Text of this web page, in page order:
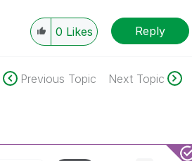
0 Likes Reply
Previous Topic Next Topic